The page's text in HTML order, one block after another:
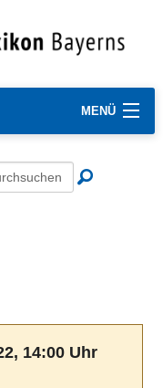
MENÜ
14:00 Uhr